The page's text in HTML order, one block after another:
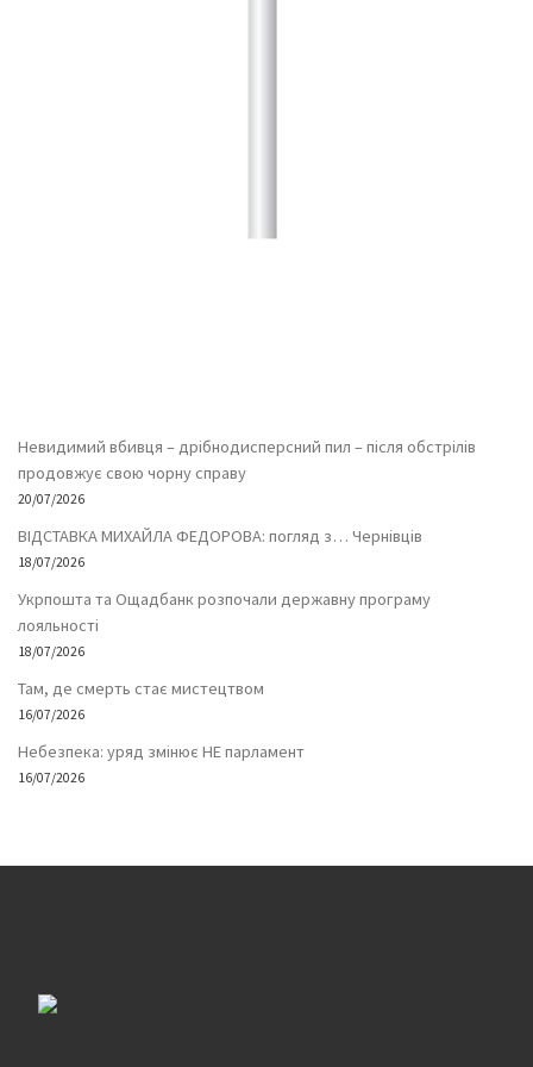
Невидимий вбивця – дрібнодисперсний пил – після обстрілів
продовжує свою чорну справу
20/07/2026
ВІДСТАВКА МИХАЙЛА ФЕДОРОВА: погляд з… Чернівців
18/07/2026
Укрпошта та Ощадбанк розпочали державну програму
лояльності
18/07/2026
Там, де смерть стає мистецтвом
16/07/2026
Небезпека: уряд змінює НЕ парламент
16/07/2026